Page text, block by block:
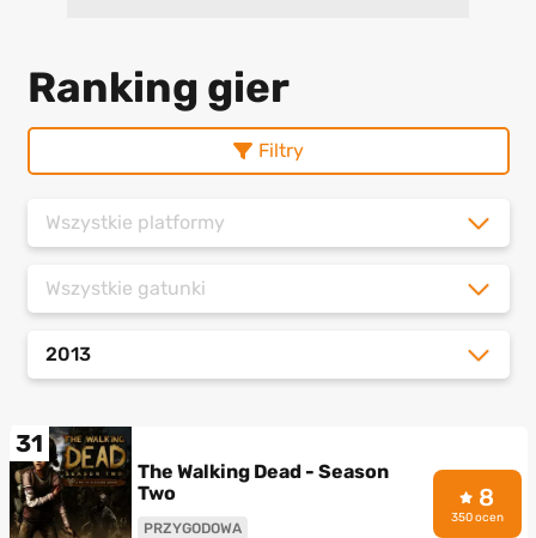
Ranking gier
Filtry
Wszystkie platformy
Wszystkie gatunki
2013
31
The Walking Dead - Season
Two
PRZYGODOWA
8
350 ocen